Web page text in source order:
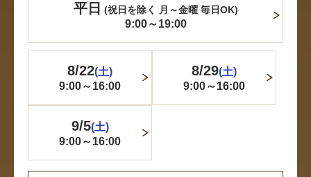
平日 (祝日を除く 月～金曜 毎日OK)
9:00～19:00
8/22(土)
9:00～16:00
8/29(土)
9:00～16:00
9/5(土)
9:00～16:00